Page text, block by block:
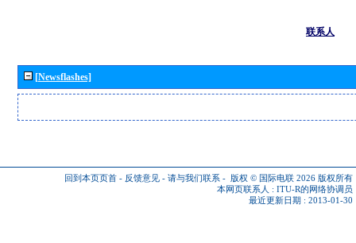
联系人
[Newsflashes]
回到本页页首 - 反馈意见 - 请与我们联系 - 版权 © 国际电联 2026 版权所有
本网页联系人 : ITU-R的网络协调员
最近更新日期 : 2013-01-30